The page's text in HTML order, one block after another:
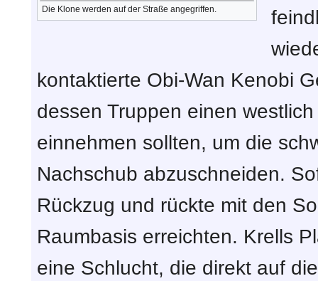
Die Klone werden auf der Straße angegriffen.
kontaktierte Obi-Wan Kenobi
dessen Truppen einen
einnehmen sollten, um die
Nachschub abzuschneiden.
Rückzug und rückte mit den
Raumbasis erreichten. Krells
eine Schlucht, die direkt auf